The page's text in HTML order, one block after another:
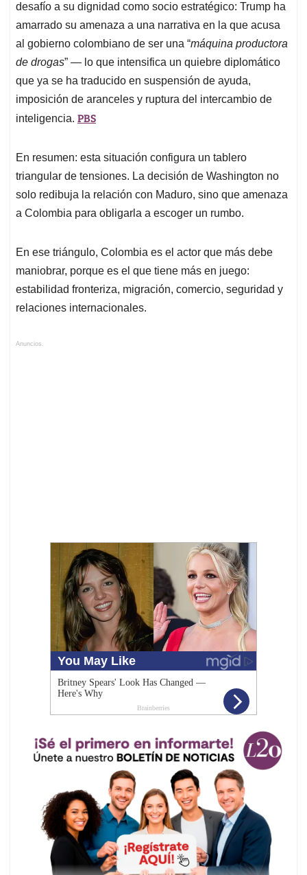
desafío a su dignidad como socio estratégico: Trump ha
amarrado su amenaza a una narrativa en la que acusa
al gobierno colombiano de ser una “máquina productora
de drogas” — lo que intensifica un quiebre diplomático
que ya se ha traducido en suspensión de ayuda,
imposición de aranceles y ruptura del intercambio de
inteligencia. PBS
En resumen: esta situación configura un tablero
triangular de tensiones. La decisión de Washington no
solo redibuja la relación con Maduro, sino que amenaza
a Colombia para obligarla a escoger un rumbo.
En ese triángulo, Colombia es el actor que más debe
maniobrar, porque es el que tiene más en juego:
estabilidad fronteriza, migración, comercio, seguridad y
relaciones internacionales.
Anuncios.